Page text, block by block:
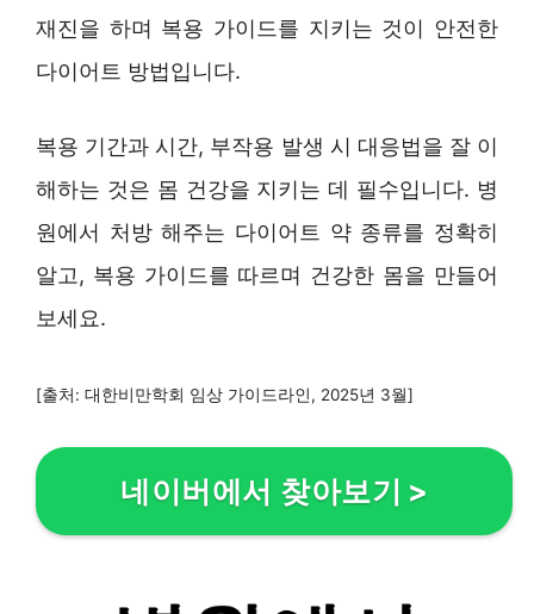
재진을 하며 복용 가이드를 지키는 것이 안전한
다이어트 방법입니다.
복용 기간과 시간, 부작용 발생 시 대응법을 잘 이
해하는 것은 몸 건강을 지키는 데 필수입니다. 병
원에서 처방 해주는 다이어트 약 종류를 정확히
알고, 복용 가이드를 따르며 건강한 몸을 만들어
보세요.
[출처: 대한비만학회 임상 가이드라인, 2025년 3월]
네이버에서 찾아보기 >